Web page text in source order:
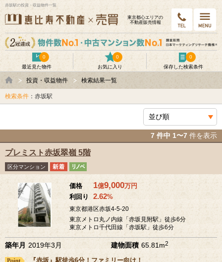
赤坂駅の投資・収益物件一覧
東京都⼼エリアの
不動産販売情報
最近見た物件
0
お気に入り
0
保存した検索条件
0
投資・収益物件 検索結果一覧
検索条件 ：赤坂駅
7 件中 1〜7 件を表示
プレミスト赤坂翠嶺 5階
区分マンション
価格 1億9,000万円
利回り
2.62%
東京都港区赤坂4-5-20
東京メトロ丸ノ内線「赤坂見附駅」徒歩6分
東京メトロ千代田線「赤坂駅」徒歩6分
築年月 2019年3月 建物面積 65.81m2
『赤坂』駅徒歩6分！ファミリー向け！